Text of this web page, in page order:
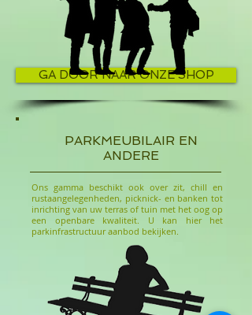
GA DOOR NAAR ONZE SHOP
PARKMEUBILAIR EN
ANDERE
Ons gamma beschikt ook over zit, chill en
rustaangelegenheden, picknick- en banken tot
inrichting van uw terras of tuin met het oog op
een openbare kwaliteit. U kan hier het
parkinfrastructuur aanbod bekijken.